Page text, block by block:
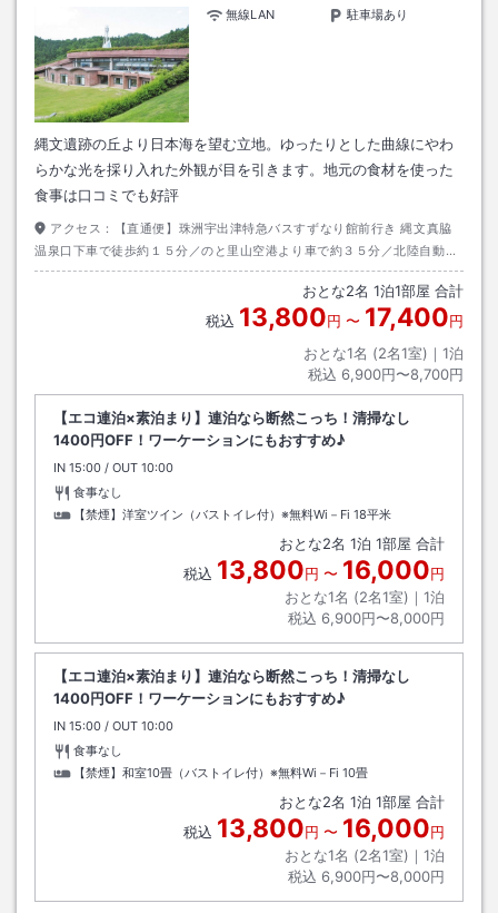
無線LAN
駐車場あり
縄文遺跡の丘より日本海を望む立地。ゆったりとした曲線にやわ
らかな光を採り入れた外観が目を引きます。地元の食材を使った
食事は口コミでも好評
アクセス：
【直通便】珠洲宇出津特急バスすずなり館前行き 縄文真脇
温泉口下車で徒歩約１５分／のと里山空港より車で約３５分／北陸自動車
道・金沢森本ICより約２時間／ふるさとタクシー のと里山空港から当館ま
おとな2名 1泊1部屋 合計
税込 13,800円 〜 17,400円
おとな1名 (2名1室)｜ 1泊
税込 6,900円〜8,700円
【エコ連泊×素泊まり】連泊なら断然こっち！清掃なし
1400円OFF！ワーケーションにもおすすめ♪
IN チェックイン
15:00 / OUT チェックアウト
10:00
食事なし
【禁煙】洋室ツイン（バストイレ付）※無料Wi－Fi 18平米
おとな2名 1泊 1部屋 合計
税込 13,800円 〜 16,000円
おとな1名 (2名1室)｜ 1泊
税込 6,900円〜8,000円
【エコ連泊×素泊まり】連泊なら断然こっち！清掃なし
1400円OFF！ワーケーションにもおすすめ♪
IN チェックイン
15:00 / OUT チェックアウト
10:00
食事なし
【禁煙】和室10畳（バストイレ付）※無料Wi－Fi 10畳
おとな2名 1泊 1部屋 合計
税込 13,800円 〜 16,000円
おとな1名 (2名1室)｜ 1泊
税込 6,900円〜8,000円